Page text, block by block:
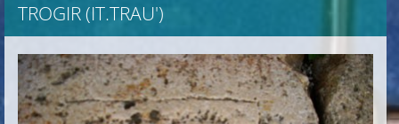
TROGIR (IT.TRAU')